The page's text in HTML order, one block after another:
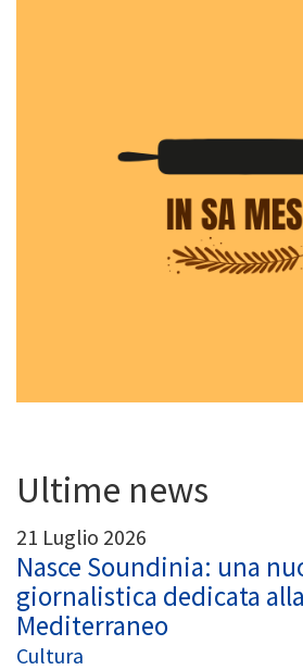
Ultime news
21 Luglio 2026
Nasce Soundinia: una
giornalistica dedicata
Mediterraneo
Cultura